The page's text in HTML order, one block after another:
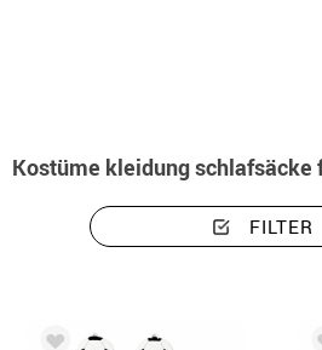
Kostüme kleidung schlafsäcke
FILTER